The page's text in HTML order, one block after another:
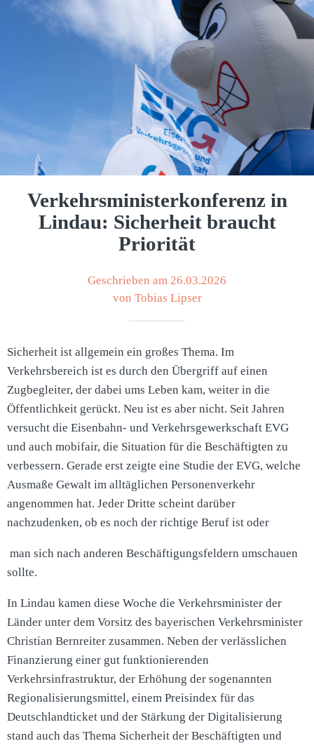
Verkehrsministerkonferenz in
Lindau: Sicherheit braucht
Priorität
Geschrieben am 26.03.2026
von Tobias Lipser
Sicherheit ist allgemein ein großes Thema. Im
Verkehrsbereich ist es durch den Übergriff auf einen
Zugbegleiter, der dabei ums Leben kam, weiter in die
Öffentlichkeit gerückt. Neu ist es aber nicht. Seit Jahren
versucht die Eisenbahn- und Verkehrsgewerkschaft EVG
und auch mobifair, die Situation für die Beschäftigten zu
verbessern. Gerade erst zeigte eine Studie der EVG, welche
Ausmaße Gewalt im alltäglichen Personenverkehr
angenommen hat. Jeder Dritte scheint darüber
nachzudenken, ob es noch der richtige Beruf ist oder
man sich nach anderen Beschäftigungsfeldern umschauen
sollte.
In Lindau kamen diese Woche die Verkehrsminister der
Länder unter dem Vorsitz des bayerischen Verkehrsminister
Christian Bernreiter zusammen. Neben der verlässlichen
Finanzierung einer gut funktionierenden
Verkehrsinfrastruktur, der Erhöhung der sogenannten
Regionalisierungsmittel, einem Preisindex für das
Deutschlandticket und der Stärkung der Digitalisierung
stand auch das Thema Sicherheit der Beschäftigten und